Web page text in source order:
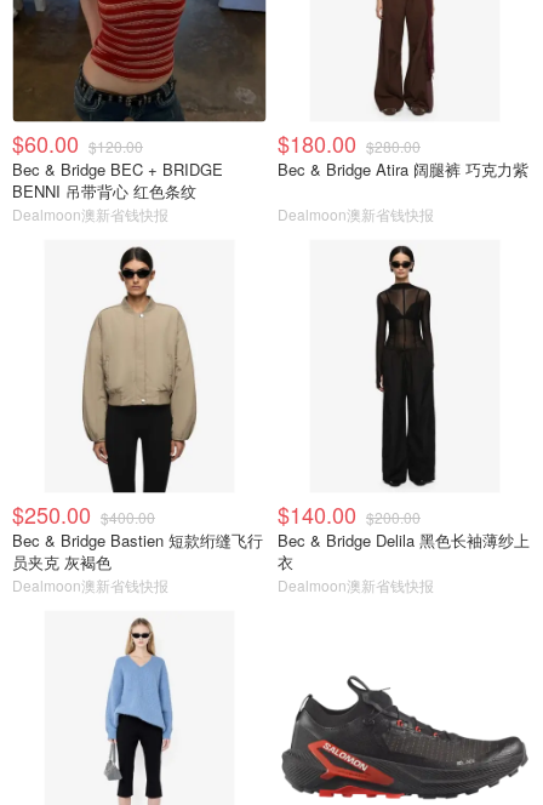
$60.00 $120.00
Bec & Bridge BEC + BRIDGE
BENNI 吊带背心 红色条纹
Dealmoon澳新省钱快报
$180.00 $280.00
Bec & Bridge Atira 阔腿裤 巧克力紫
Dealmoon澳新省钱快报
$250.00 $400.00
Bec & Bridge Bastien 短款绗缝飞行
员夹克 灰褐色
Dealmoon澳新省钱快报
$140.00 $200.00
Bec & Bridge Delila 黑色长袖薄纱上
衣
Dealmoon澳新省钱快报